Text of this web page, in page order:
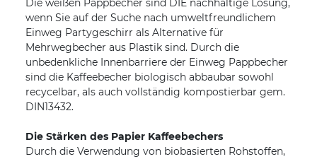
Die weißen Pappbecher sind DIE nachhaltige Lösung,
wenn Sie auf der Suche nach umweltfreundlichem
Einweg Partygeschirr als Alternative für
Mehrwegbecher aus Plastik sind. Durch die
unbedenkliche Innenbarriere der Einweg Pappbecher
sind die Kaffeebecher biologisch abbaubar sowohl
recycelbar, als auch vollständig kompostierbar gem.
DIN13432.
Die Stärken des Papier Kaffeebechers
Durch die Verwendung von biobasierten Rohstoffen,